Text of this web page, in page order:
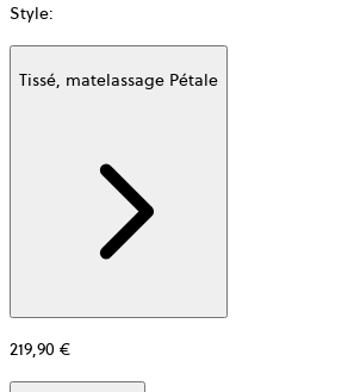
Style:
Tissé, matelassage Pétale
219,90 €